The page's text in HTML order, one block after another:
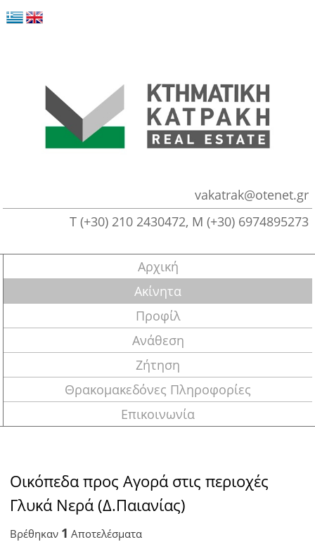
vakatrak@otenet.gr
Τ (+30) 210 2430472, M (+30) 6974895273
Αρχική
Ακίνητα
Προφίλ
Ανάθεση
Ζήτηση
Θρακομακεδόνες Πληροφορίες
Επικοινωνία
Οικόπεδα προς Αγορά στις περιοχές
Γλυκά Νερά (Δ.Παιανίας)
Βρέθηκαν 1 Αποτελέσματα